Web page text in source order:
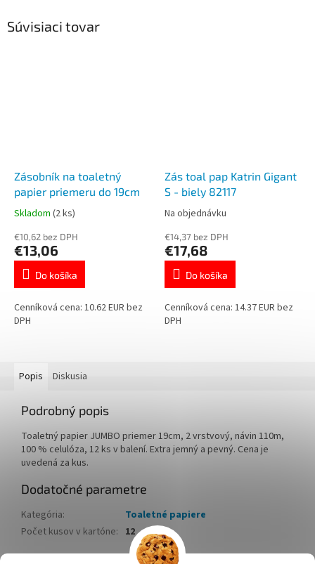
Súvisiaci tovar
Zásobník na toaletný
papier priemeru do 19cm
Skladom (2 ks)
€10,62 bez DPH
€13,06
Do košíka
Cenníková cena: 10.62 EUR bez
DPH
Zás toal pap Katrin Gigant
S - biely 82117
Na objednávku
€14,37 bez DPH
€17,68
Do košíka
Cenníková cena: 14.37 EUR bez
DPH
Popis Diskusia
Podrobný popis
Toaletný papier JUMBO priemer 19cm, 2 vrstvový, návin 110m,
100 % celulóza, 12 ks v balení. Extra jemný a pevný. Cena je
uvedená za kus.
Dodatočné parametre
Kategória:
Toaletné papiere
Počet kusov v kartóne: 12